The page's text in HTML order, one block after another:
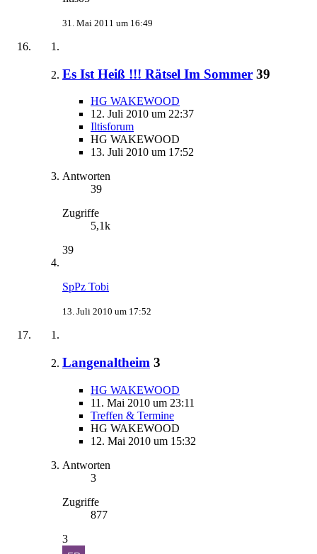
31. Mai 2011 um 16:49
Es Ist Heiß !!! Rätsel Im Sommer 39
HG WAKEWOOD
12. Juli 2010 um 22:37
Iltisforum
HG WAKEWOOD
13. Juli 2010 um 17:52
Antworten
39
Zugriffe
5,1k
39
SpPz Tobi
13. Juli 2010 um 17:52
Langenaltheim 3
HG WAKEWOOD
11. Mai 2010 um 23:11
Treffen & Termine
HG WAKEWOOD
12. Mai 2010 um 15:32
Antworten
3
Zugriffe
877
3